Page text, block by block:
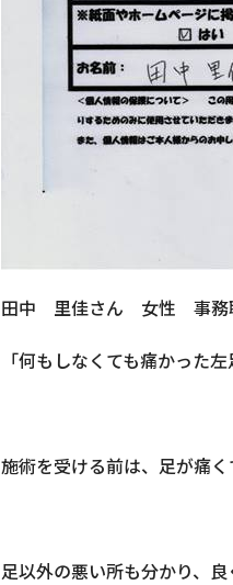
田中 里佳さん 女性 事務
「何もしなくても痛かった
施術を受ける前は、足が痛
足以外の悪い所も分かり、